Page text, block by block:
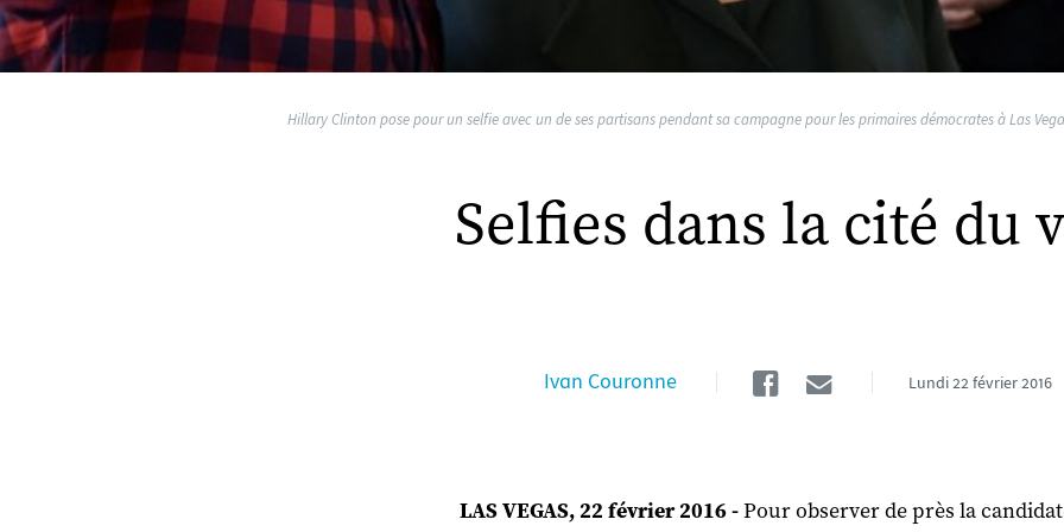
Hillary Clinton pose pour un selfie avec un de ses partisans pendant sa campagne pour les primaires démocrates à Las
Selfies dans la cité du
Ivan Couronne Facebook
Email
Lundi22 février 2016
LAS VEGAS, 22 février 2016 -Pour observer de près la